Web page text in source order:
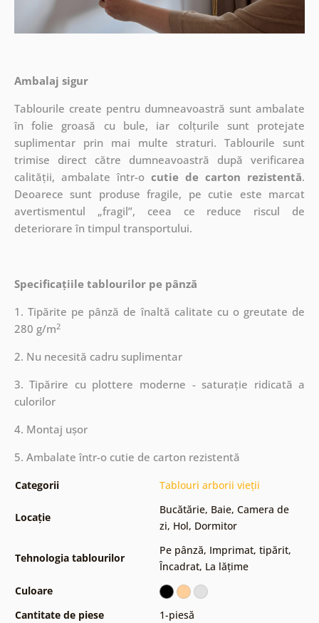
Ambalaj sigur
Tablourile create pentru dumneavoastră sunt ambalate
în folie groasă cu bule, iar colțurile sunt protejate
suplimentar prin mai multe straturi.Tablourile sunt
trimise direct către dumneavoastră după verificarea
calității, ambalate într-o cutie de carton rezistentă.
Deoarece sunt produse fragile, pe cutie este marcat
avertismentul „fragil”, ceea ce reduce riscul de
deteriorare în timpul transportului.
Specificațiile tablourilor pe pânză
1. Tipărite pe pânză de înaltă calitate cu o greutate de
280 g/m2
2. Nu necesită cadru suplimentar
3. Tipărire cu plottere moderne - saturație ridicată a
culorilor
4. Montaj ușor
5. Ambalate într-o cutie de carton rezistentă
Categorii Tablouri arborii vieții
Locație
Bucătărie, Baie, Camera de
zi, Hol, Dormitor
Tehnologia tablourilor
Pe pânză, Imprimat, tipărit,
Încadrat, La lățime
Culoare
Cantitate de piese
1-piesă